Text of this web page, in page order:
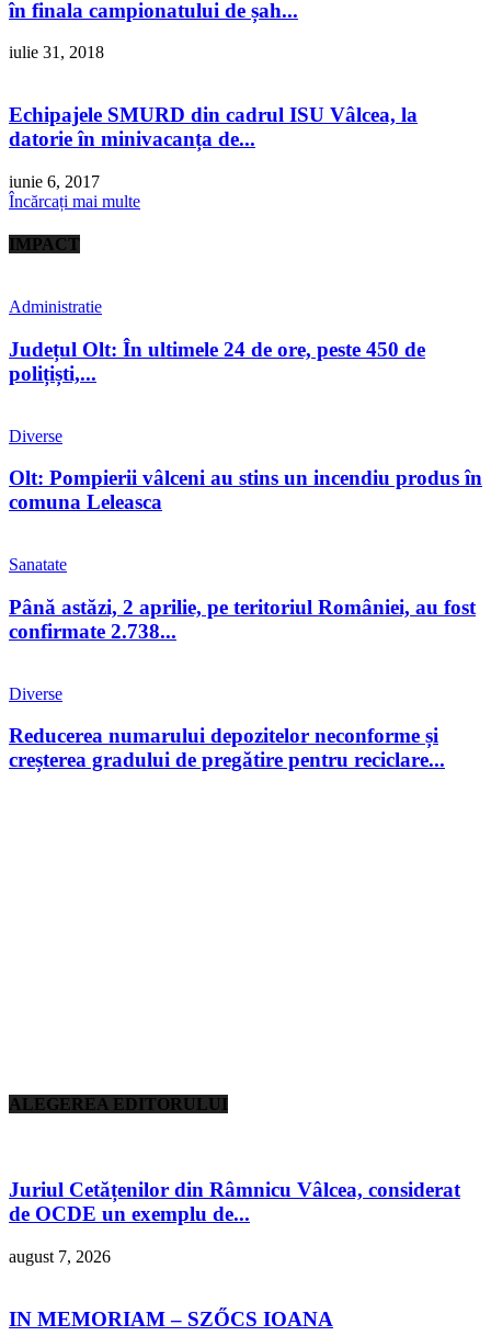
în finala campionatului de șah...
iulie 31, 2018
Echipajele SMURD din cadrul ISU Vâlcea, la
datorie în minivacanța de...
iunie 6, 2017
Încărcați mai multe
IMPACT
Administratie
Județul Olt: În ultimele 24 de ore, peste 450 de
polițiști,...
Diverse
Olt: Pompierii vâlceni au stins un incendiu produs în
comuna Leleasca
Sanatate
Până astăzi, 2 aprilie, pe teritoriul României, au fost
confirmate 2.738...
Diverse
Reducerea numarului depozitelor neconforme și
creșterea gradului de pregătire pentru reciclare...
ALEGEREA EDITORULUI
Juriul Cetățenilor din Râmnicu Vâlcea, considerat
de OCDE un exemplu de...
august 7, 2026
IN MEMORIAM – SZŐCS IOANA